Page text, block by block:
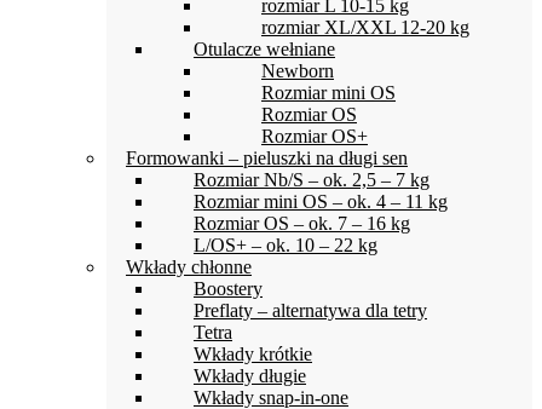
rozmiar L 10-15 kg
rozmiar XL/XXL 12-20 kg
Otulacze wełniane
Newborn
Rozmiar mini OS
Rozmiar OS
Rozmiar OS+
Formowanki – pieluszki na długi sen
Rozmiar Nb/S – ok. 2,5 – 7 kg
Rozmiar mini OS – ok. 4 – 11 kg
Rozmiar OS – ok. 7 – 16 kg
L/OS+ – ok. 10 – 22 kg
Wkłady chłonne
Boostery
Preflaty – alternatywa dla tetry
Tetra
Wkłady krótkie
Wkłady długie
Wkłady snap-in-one